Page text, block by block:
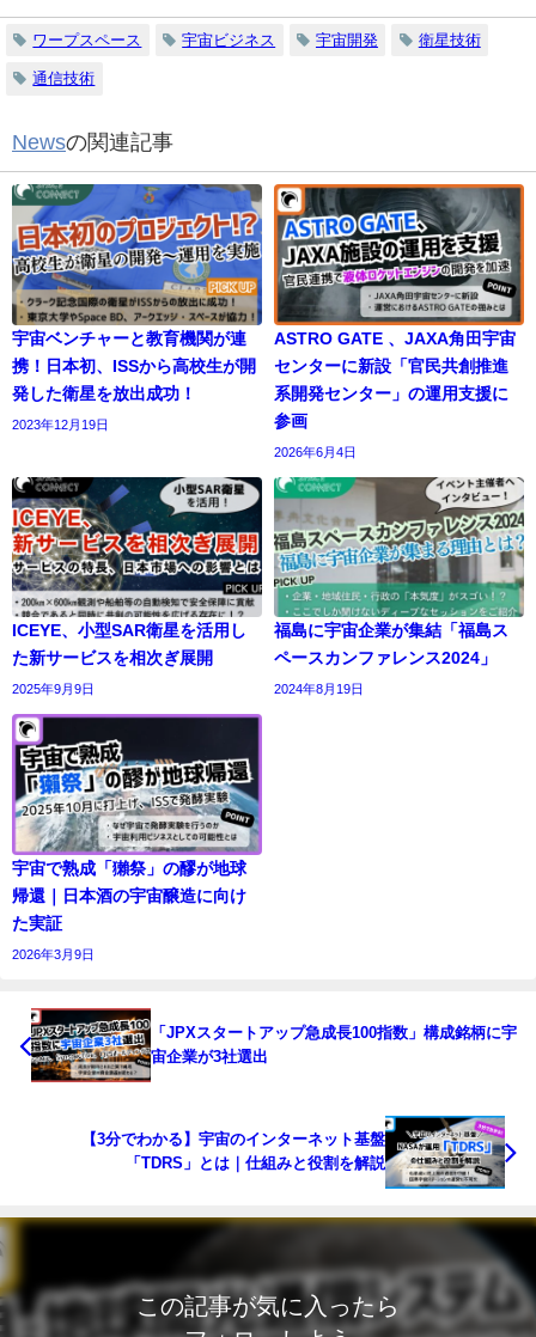
ワープスペース 宇宙ビジネス 宇宙開発 衛星技術
通信技術
Newsの関連記事
宇宙ベンチャーと教育機関が連
携！日本初、ISSから高校生が開
発した衛星を放出成功！
2023年12月19日
ASTRO GATE 、JAXA角田宇宙
センターに新設「官民共創推進
系開発センター」の運用支援に
参画
2026年6月4日
ICEYE、小型SAR衛星を活用し
た新サービスを相次ぎ展開
2025年9月9日
福島に宇宙企業が集結「福島ス
ペースカンファレンス2024」
2024年8月19日
宇宙で熟成「獺祭」の醪が地球
帰還｜日本酒の宇宙醸造に向け
た実証
2026年3月9日
「JPXスタートアップ急成長100指数」構成銘柄に宇
宙企業が3社選出
【3分でわかる】宇宙のインターネット基盤
「TDRS」とは｜仕組みと役割を解説
この記事が気に入ったら